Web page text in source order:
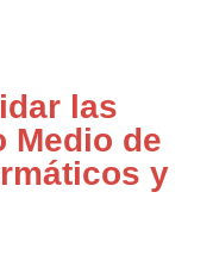
las
Medio de
y